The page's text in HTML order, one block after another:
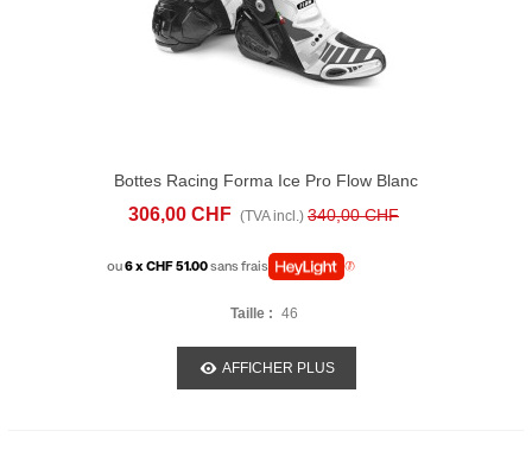
Bottes Racing Forma Ice Pro Flow Blanc
306,00 CHF (TVA incl.) 340,00 CHF
ou6 x CHF 51.00sans frais
Taille : 46
AFFICHER PLUS